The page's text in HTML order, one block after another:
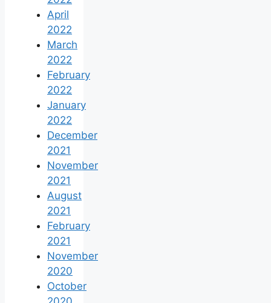
April
2022
March
2022
February
2022
January
2022
December
2021
November
2021
August
2021
February
2021
November
2020
October